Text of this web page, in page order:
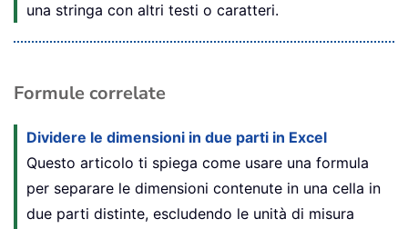
una stringa con altri testi o caratteri.
Formule correlate
Dividere le dimensioni in due parti in Excel
Questo articolo ti spiega come usare una formula
per separare le dimensioni contenute in una cella in
due parti distinte, escludendo le unità di misura